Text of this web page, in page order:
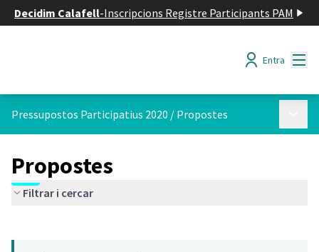
Decidim Calafell-Inscripcions Registre Participants PAM
Entra
Pressupostos Participatius 2020 / Propostes
Propostes
Filtrar i cercar